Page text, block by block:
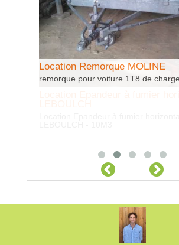
Location Remorque MOLINE
remorque pour voiture 1T8 de